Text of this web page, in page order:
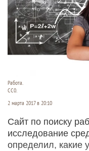
Работа.
СС0.
2 марта 2017 в 20:10
Сайт по поиску
исследование
определил, какие